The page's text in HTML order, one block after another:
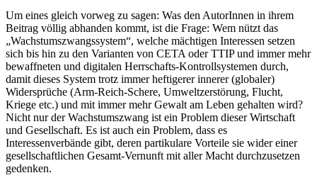
Um eines gleich vorweg zu sagen: Was den AutorInnen in ihrem
Beitrag völlig abhanden kommt, ist die Frage: Wem nützt das
„Wachstumszwangssystem“, welche mächtigen Interessen setzen
sich bis hin zu den Varianten von CETA oder TTIP und immer mehr
bewaffneten und digitalen Herrschafts-Kontrollsystemen durch,
damit dieses System trotz immer heftigerer innerer (globaler)
Widersprüche (Arm-Reich-Schere, Umweltzerstörung, Flucht,
Kriege etc.) und mit immer mehr Gewalt am Leben gehalten wird?
Nicht nur der Wachstumszwang ist ein Problem dieser Wirtschaft
und Gesellschaft. Es ist auch ein Problem, dass es
Interessenverbände gibt, deren partikulare Vorteile sie wider einer
gesellschaftlichen Gesamt-Vernunft mit aller Macht durchzusetzen
gedenken.